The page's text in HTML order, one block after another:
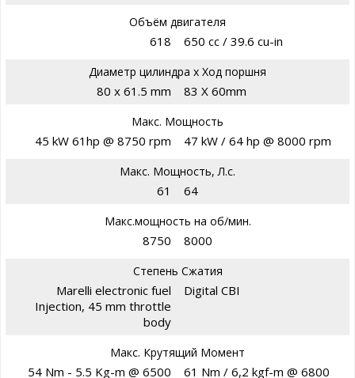
Объём двигателя
618 650 cc / 39.6 cu-in
Диаметр цилиндра х Ход поршня
80 x 61.5 mm 83 X 60mm
Макс. Мощность
45 kW 61hp @ 8750 rpm 47 kW / 64 hp @ 8000 rpm
Макс. Мощность, Л.с.
61 64
Макс.мощность на об/мин.
8750 8000
Степень Сжатия
Marelli electronic fuel
Injection, 45 mm throttle
body
Digital CBI
Макс. Крутящий Момент
54 Nm - 5.5 Kg-m @ 6500
61 Nm / 6,2 kgf-m @ 6800